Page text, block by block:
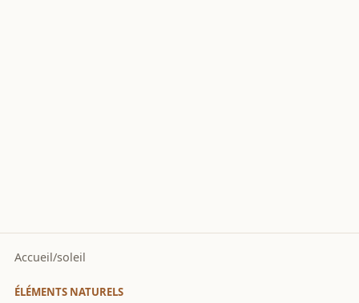
Accueil/soleil
ÉLÉMENTS NATURELS